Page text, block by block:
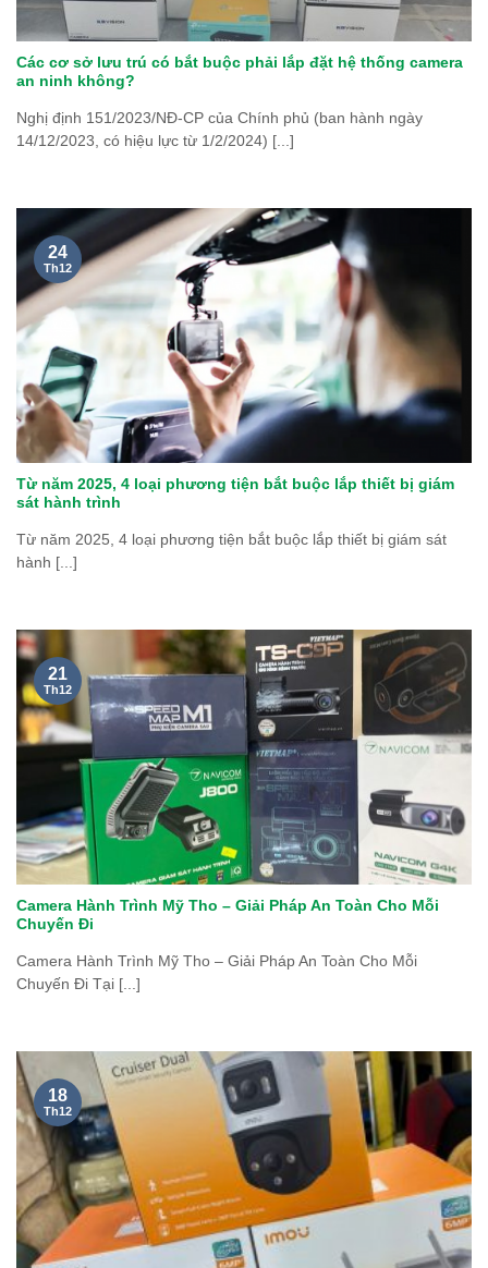
Các cơ sở lưu trú có bắt buộc phải lắp đặt hệ thống camera
an ninh không?
Nghị định 151/2023/NĐ-CP của Chính phủ (ban hành ngày
14/12/2023, có hiệu lực từ 1/2/2024) [...]
Từ năm 2025, 4 loại phương tiện bắt buộc lắp thiết bị giám
sát hành trình
Từ năm 2025, 4 loại phương tiện bắt buộc lắp thiết bị giám sát
hành [...]
24
Th12
Camera Hành Trình Mỹ Tho – Giải Pháp An Toàn Cho Mỗi
Chuyến Đi
Camera Hành Trình Mỹ Tho – Giải Pháp An Toàn Cho Mỗi
Chuyến Đi Tại [...]
21
Th12
18
Th12